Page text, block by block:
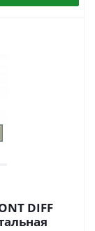
DIFF